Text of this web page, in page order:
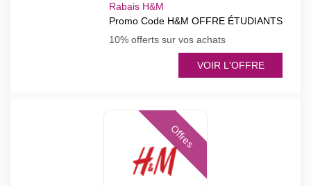
Rabais H&M
Promo Code H&M OFFRE ÉTUDIANTS
10% offerts sur vos achats
VOIR L'OFFRE
Offres